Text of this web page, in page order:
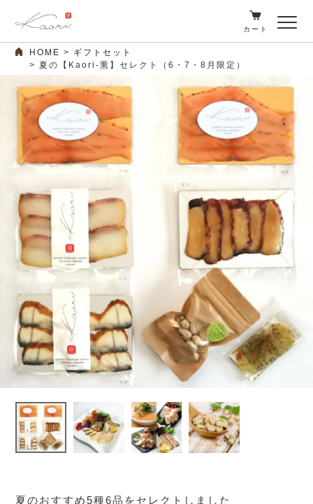
カート
HOME
ギフトセット
夏の【Kaori-熏】セレクト（6・7・8月限定）
夏のおすすめ5種6品をセレクトしました